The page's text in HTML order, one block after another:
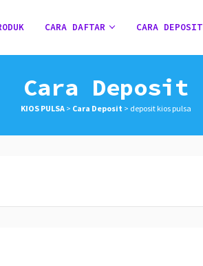
CARA DAFTAR CARA DEPOSIT
Cara Deposit
KIOS PULSA > Cara Deposit > deposit kios pulsa